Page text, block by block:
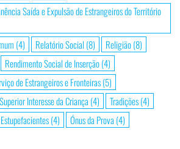
Saída e Expulsão de Estrangeiros do Território
(4) Relatório Social (8) Religião(8)
Rendimento Social de Inserção(4)
de Estrangeiros e Fronteiras(5)
Superior Interesse da Criança (4) Tradições(4)
(4) Ónus da Prova (4)